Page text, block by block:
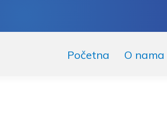
Početna O nama